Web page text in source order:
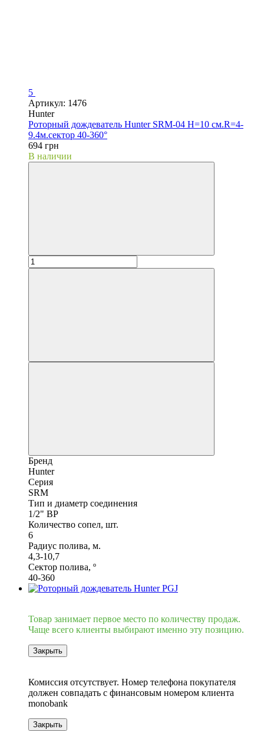
5
Артикул: 1476
Hunter
Роторный дождеватель Hunter SRM-04 H=10 см.R=4-
9.4м.сектор 40-360°
694 грн
В наличии
Бренд
Hunter
Серия
SRM
Тип и диаметр соединения
1/2" ВР
Количество сопел, шт.
6
Радиус полива, м.
4,3-10,7
Сектор полива, º
40-360
Товар занимает первое место по количеству продаж.
Чаще всего клиенты выбирают именно эту позицию.
Закрыть
Комиссия отсутствует. Номер телефона покупателя
должен совпадать с финансовым номером клиента
monobank
Закрыть